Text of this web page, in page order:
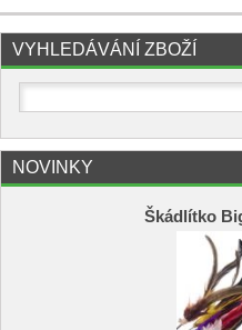
VYHLEDÁVÁNÍ ZBOŽÍ
NOVINKY
Škádlítko